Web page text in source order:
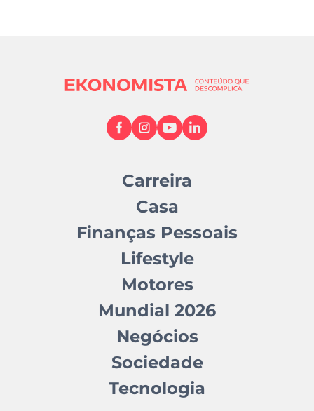
Carreira
Casa
Finanças Pessoais
Lifestyle
Motores
Mundial 2026
Negócios
Sociedade
Tecnologia